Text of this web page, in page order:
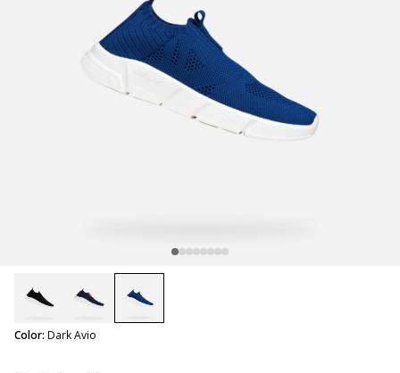
Color: Dark Avio